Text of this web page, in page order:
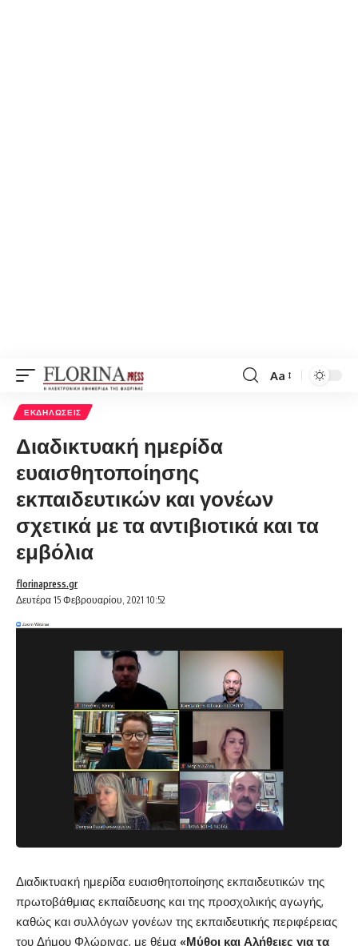
Font
Aa
ΕΚΔΗΛΏΣΕΙΣ
Διαδικτυακή ημερίδα
ευαισθητοποίησης
εκπαιδευτικών και γονέων
σχετικά με τα αντιβιοτικά και τα
εμβόλια
Δευτέρα 15 Φεβρουαρίου, 2021 10:52
florinapress.gr
Διαδικτυακή ημερίδα ευαισθητοποίησης εκπαιδευτικών της
πρωτοβάθμιας εκπαίδευσης και της προσχολικής αγωγής,
καθώς και συλλόγων γονέων της εκπαιδευτικής περιφέρειας
του Δήμου Φλώρινας, με θέμα «Μύθοι και Αλήθειες για τα